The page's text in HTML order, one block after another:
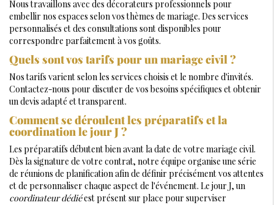
Nous travaillons avec des décorateurs professionnels pour
embellir nos espaces selon vos thèmes de mariage. Des services
personnalisés et des consultations sont disponibles pour
correspondre parfaitement à vos goûts.
Quels sont vos tarifs pour un mariage civil ?
Nos tarifs varient selon les services choisis et le nombre d'invités.
Contactez-nous pour discuter de vos besoins spécifiques et obtenir
un devis adapté et transparent.
Comment se déroulent les préparatifs et la
coordination le jour J ?
Les préparatifs débutent bien avant la date de votre mariage civil.
Dès la signature de votre contrat, notre équipe organise une série
de réunions de planification afin de définir précisément vos attentes
et de personnaliser chaque aspect de l'événement. Le jour J, un
coordinateur dédiéest présent sur place pour superviser